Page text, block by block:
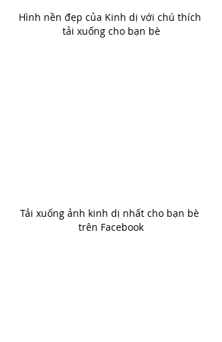
Hình nền đẹp của Kinh dị với chú thích
tải xuống cho bạn bè
Tải xuống ảnh kinh dị nhất cho bạn bè
trên Facebook